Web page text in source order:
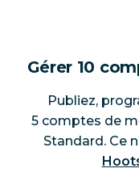
Gérer 10
Publiez,
5 comptes de
Standard. Ce